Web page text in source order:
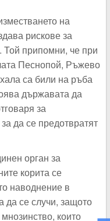
на
рискове за
Той припомни, че при
Песнопой, Ръжево
са били на ръба
държавата да
за
да се предотвратят
орган за
корита се
наводнение в
да се случи, защото
които